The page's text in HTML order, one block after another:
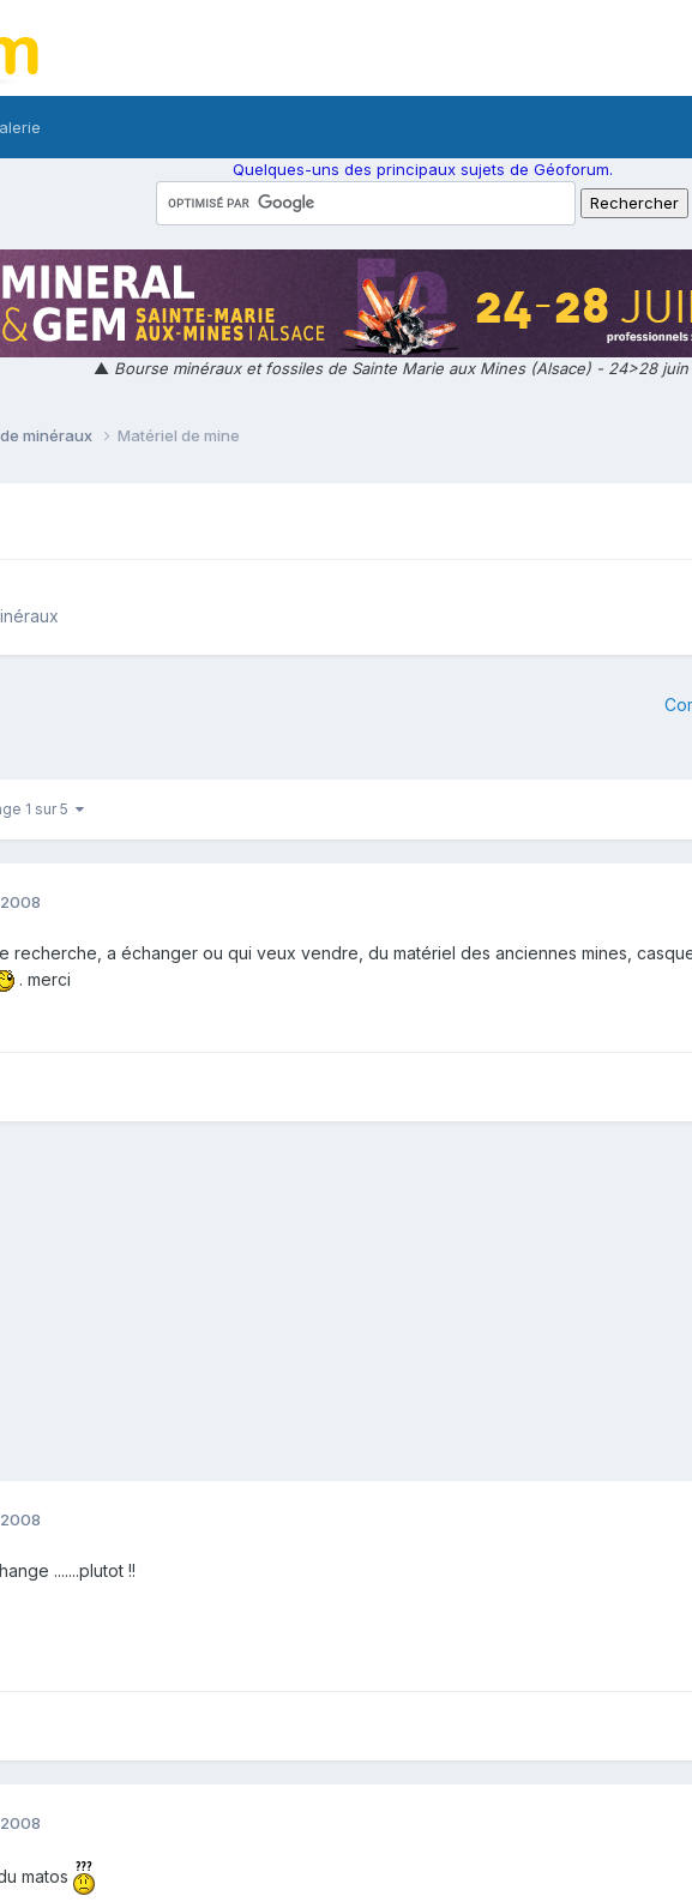
Quelques-uns des principaux sujets de Géoforum.
▲ Bourse minéraux et fossiles de Sainte Marie aux Mines (Alsace) - 24>28
minéraux Matériel de mine
1 sur 5
recherche, a échanger ou qui veux vendre, du matériel des anciennes mines,
. merci
.......plutot !!
matos